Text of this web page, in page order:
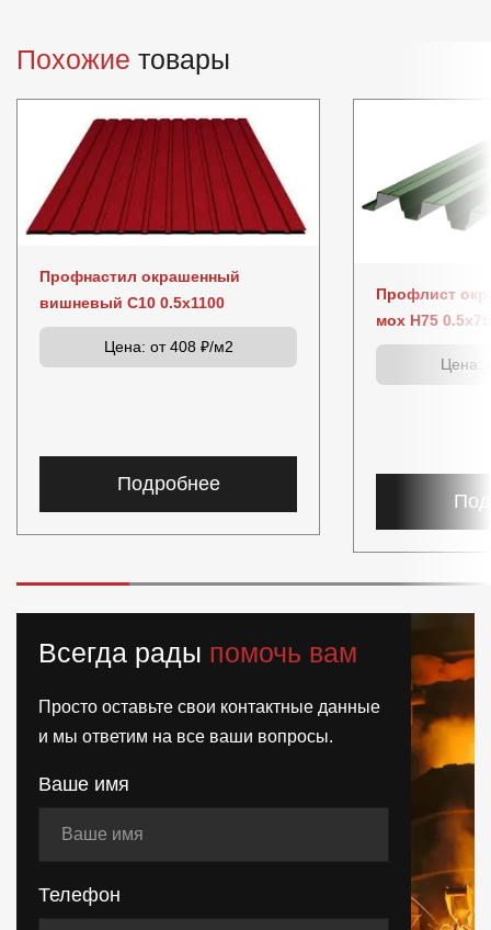
Похожие товары
Профнастил окрашенный
вишневый C10 0.5x1100
Цена: от 408 ₽/м2
Подробнее
Профлист
мох Н75
Цена:
Всегда рады помочь вам
Просто оставьте свои контактные данные
и мы ответим на все ваши вопросы.
Ваше имя
Телефон